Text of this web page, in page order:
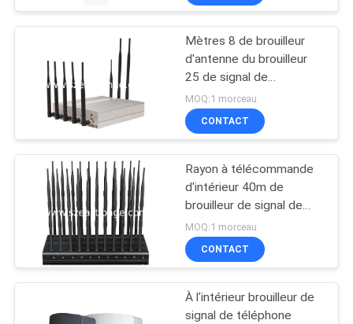
DEMANDER
PLAN
SITE
PRIVACY
POLICY
Mètres 8 de brouilleur
d'antenne du brouilleur
25 de signal de
téléphone portable de
VHF 3G de fréquence
ultra-haute
MOQ:1 morceau
CONTACT
Rayon à télécommande
d'intérieur 40m de
brouilleur de signal de
téléphone portable 22
antennes
omnidirectionnelles
MOQ:1 morceau
CONTACT
À l'intérieur brouilleur de
signal de téléphone